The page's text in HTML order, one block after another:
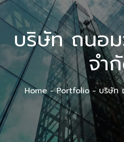
บริษัท ถนอ
จำ
Home Portfolio บริษัท